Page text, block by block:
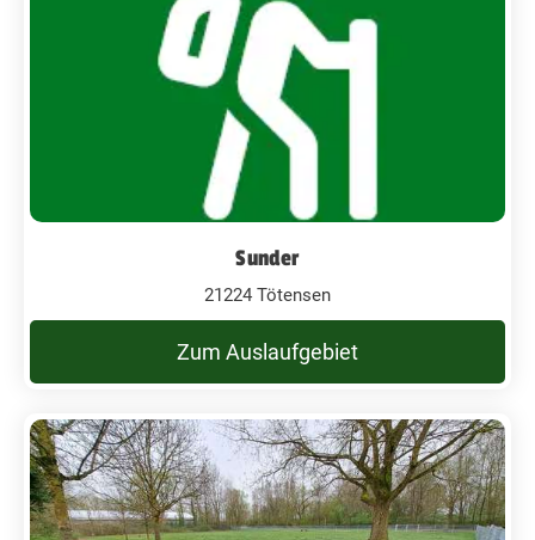
Sunder
21224 Tötensen
Zum Auslaufgebiet